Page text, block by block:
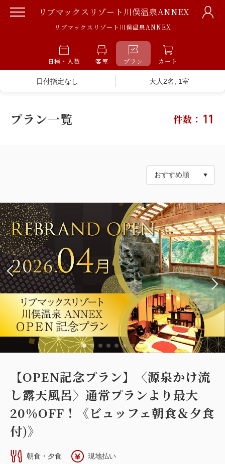
リブマックスリゾート川俣温泉ANNEX
リブマックスリゾート川俣温泉ANNEX
日程・人数 客室 プラン カート
日付指定なし 大人2名, 1室
プラン一覧 件数： 11
【OPEN記念プラン】〈源泉かけ流
し露天風呂〉通常プランより最大
20％OFF！《ビュッフェ朝食＆夕食
付)》
朝食・夕食 現地払い